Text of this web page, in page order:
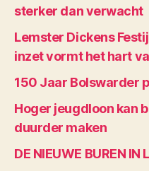
sterker dan verwacht
Lemster Dickens
inzet vormt het hart
150 Jaar Bolswarder
Hoger jeugdloon kan
duurder maken
DE NIEUWE BUREN IN